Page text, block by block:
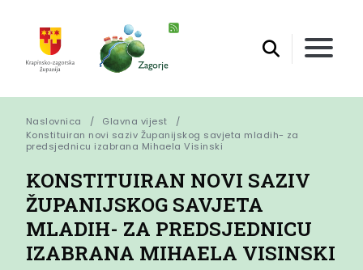
Naslovnica
Glavna vijest
Konstituiran novi saziv Županijskog savjeta mladih- za
predsjednicu izabrana Mihaela Visinski
KONSTITUIRAN NOVI SAZIV
ŽUPANIJSKOG SAVJETA
MLADIH- ZA PREDSJEDNICU
IZABRANA MIHAELA VISINSKI